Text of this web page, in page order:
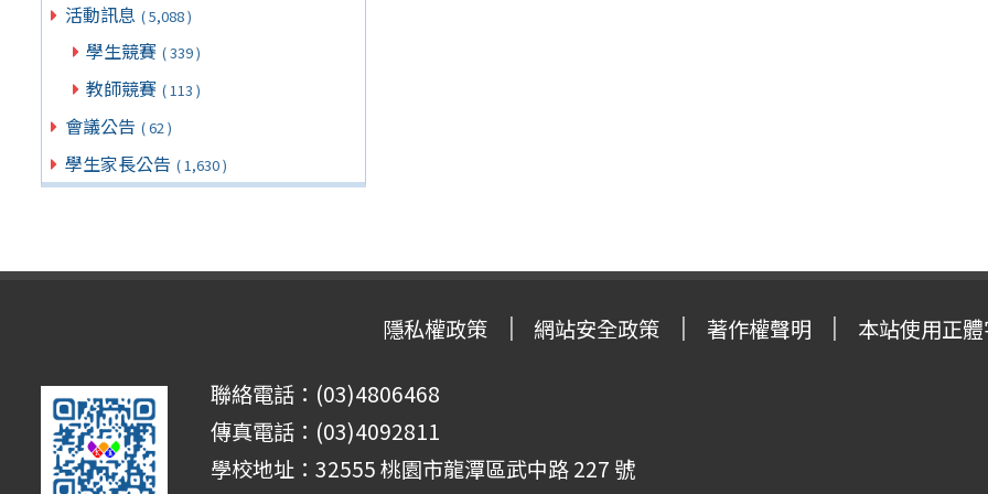
活動訊息 ( 5,088 )
學生競賽 ( 339 )
教師競賽 ( 113 )
會議公告 ( 62 )
學生家長公告 ( 1,630 )
隱私權政策 網站安全政策 著作權聲明 本站使用正
聯絡電話：(03)4806468
傳真電話：(03)4092811
學校地址：32555 桃園市龍潭區武中路 227 號